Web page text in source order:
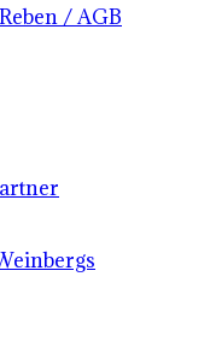
/ AGB